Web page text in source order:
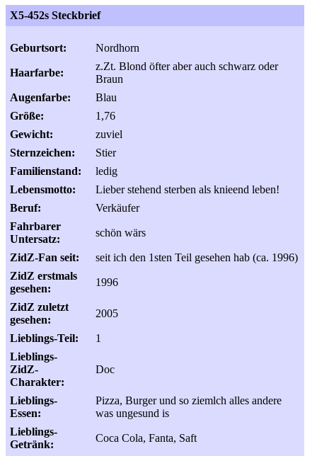
X5-452s Steckbrief
Geburtsort: Nordhorn
Haarfarbe:
z.Zt. Blond öfter aber auch schwarz oder
Braun
Augenfarbe:
Blau
Größe:
1,76
Gewicht:
zuviel
Sternzeichen:
Stier
Familienstand:
ledig
Lebensmotto:
Lieber stehend sterben als knieend leben!
Beruf:
Verkäufer
Fahrbarer
Untersatz:
schön wärs
ZidZ-Fan seit:
seit ich den 1sten Teil gesehen hab (ca. 1996)
ZidZ erstmals
gesehen:
1996
ZidZ zuletzt
gesehen:
2005
Lieblings-Teil:
1
Lieblings-
ZidZ-
Charakter:
Doc
Lieblings-
Essen:
Pizza, Burger und so ziemlch alles andere
was ungesund is
Lieblings-
Getränk:
Coca Cola, Fanta, Saft